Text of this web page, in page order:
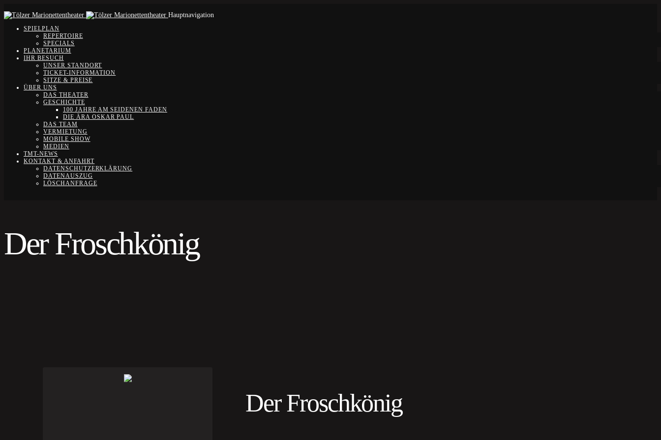
Hauptnavigation
SPIELPLAN
REPERTOIRE
SPECIALS
PLANETARIUM
IHR BESUCH
UNSER STANDORT
TICKET-INFORMATION
SITZE & PREISE
ÜBER UNS
DAS THEATER
GESCHICHTE
100 JAHRE AM SEIDENEN FADEN
DIE ÄRA OSKAR PAUL
DAS TEAM
VERMIETUNG
MOBILE SHOW
MEDIEN
TMT-NEWS
KONTAKT & ANFAHRT
DATENSCHUTZERKLÄRUNG
DATENAUSZUG
LÖSCHANFRAGE
Der Froschkönig
Der Froschkönig